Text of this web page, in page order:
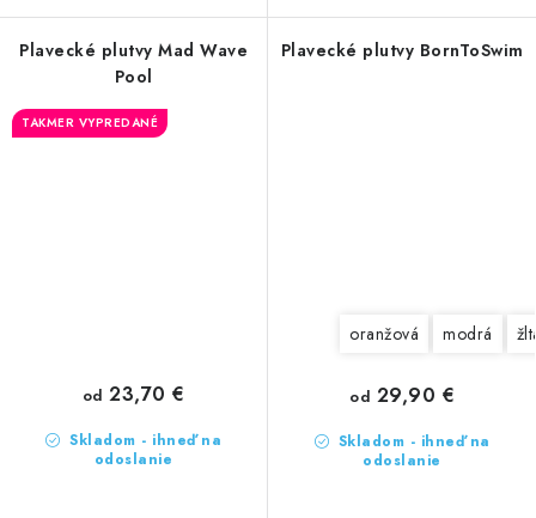
Plavecké plutvy Mad Wave
Pool
TAKMER VYPREDANÉ
Skladom - ihneď na
odoslanie
od 23,70 €
Plavecké plutvy BornToSwim
oranžová modrá
Skladom - ihneď na
odoslanie
od 29,90 €